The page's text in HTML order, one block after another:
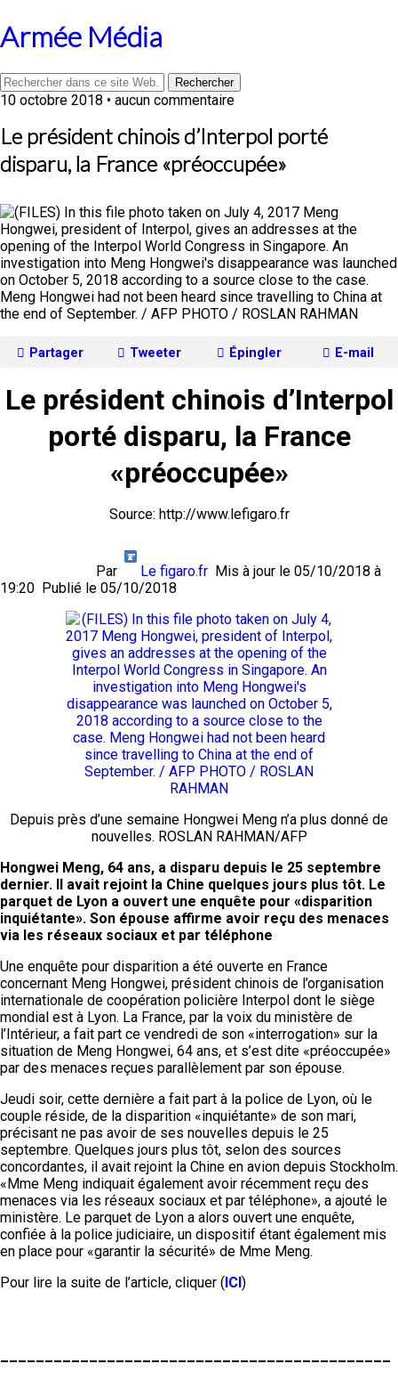
Armée Média
10 octobre 2018 • aucun commentaire
Le président chinois d’Interpol porté
disparu, la France «préoccupée»
Partager Tweeter Épingler E-mail
Le président chinois d’Interpol
porté disparu, la France
«préoccupée»
Source: http://www.lefigaro.fr
Par Le figaro.fr Mis à jour le 05/10/2018 à
19:20 Publié le 05/10/2018
Depuis près d’une semaine Hongwei Meng n’a plus donné de
nouvelles. ROSLAN RAHMAN/AFP
Hongwei Meng, 64 ans, a disparu depuis le 25 septembre
dernier. Il avait rejoint la Chine quelques jours plus tôt. Le
parquet de Lyon a ouvert une enquête pour «disparition
inquiétante». Son épouse affirme avoir reçu des menaces
via les réseaux sociaux et par téléphone
Une enquête pour disparition a été ouverte en France
concernant Meng Hongwei, président chinois de l’organisation
internationale de coopération policière Interpol dont le siège
mondial est à Lyon. La France, par la voix du ministère de
l’Intérieur, a fait part ce vendredi de son «interrogation» sur la
situation de Meng Hongwei, 64 ans, et s’est dite «préoccupée»
par des menaces reçues parallèlement par son épouse.
Jeudi soir, cette dernière a fait part à la police de Lyon, où le
couple réside, de la disparition «inquiétante» de son mari,
précisant ne pas avoir de ses nouvelles depuis le 25
septembre. Quelques jours plus tôt, selon des sources
concordantes, il avait rejoint la Chine en avion depuis Stockholm.
«Mme Meng indiquait également avoir récemment reçu des
menaces via les réseaux sociaux et par téléphone», a ajouté le
ministère. Le parquet de Lyon a alors ouvert une enquête,
confiée à la police judiciaire, un dispositif étant également mis
en place pour «garantir la sécurité» de Mme Meng.
Pour lire la suite de l’article, cliquer (ICI)